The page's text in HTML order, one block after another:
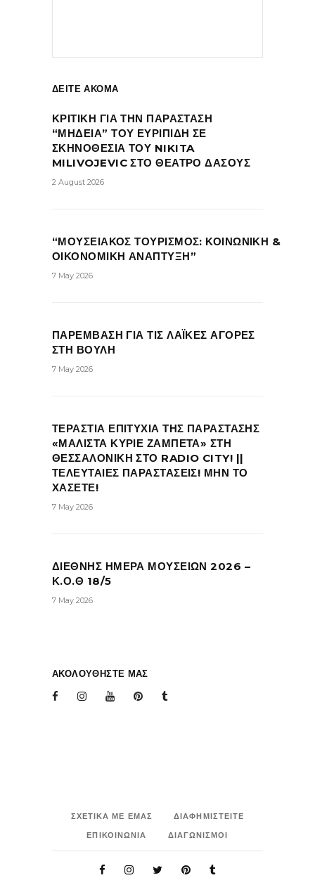
ΔΕΙΤΕ ΑΚΟΜΑ
ΚΡΙΤΙΚΗ ΓΙΑ ΤΗΝ ΠΑΡΑΣΤΑΣΗ
“ΜΗΔΕΙΑ” ΤΟΥ ΕΥΡΙΠΙΔΗ ΣΕ
ΣΚΗΝΟΘΕΣΙΑ ΤΟΥ NIKITA
MILIVOJEVIC ΣΤΟ ΘΕΑΤΡΟ ΔΑΣΟΥΣ
2 August 2026
“ΜΟΥΣΕΙΑΚΟΣ ΤΟΥΡΙΣΜΟΣ: ΚΟΙΝΩΝΙΚΗ &
ΟΙΚΟΝΟΜΙΚΗ ΑΝΑΠΤΥΞΗ”
7 May 2026
ΠΑΡΕΜΒΑΣΗ ΓΙΑ ΤΙΣ ΛΑΪΚΕΣ ΑΓΟΡΕΣ
ΣΤΗ ΒΟΥΛΗ
7 May 2026
ΤΕΡΑΣΤΙΑ ΕΠΙΤΥΧΙΑ ΤΗΣ ΠΑΡΑΣΤΑΣΗΣ
«ΜΑΛΙΣΤΑ ΚΥΡΙΕ ΖΑΜΠΕΤΑ» ΣΤΗ
ΘΕΣΣΑΛΟΝΙΚΗ ΣΤΟ RADIO CITY! ||
ΤΕΛΕΥΤΑΙΕΣ ΠΑΡΑΣΤΑΣΕΙΣ! ΜΗΝ ΤΟ
ΧΑΣΕΤΕ!
7 May 2026
ΔΙΕΘΝΗΣ ΗΜΕΡΑ ΜΟΥΣΕΙΩΝ 2026 –
Κ.Ο.Θ 18/5
7 May 2026
ΑΚΟΛΟΥΘΗΣΤΕ ΜΑΣ
ΣΧΕΤΙΚΑ ΜΕ ΕΜΑΣ
ΔΙΑΦΗΜΙΣΤΕΙΤΕ
ΕΠΙΚΟΙΝΩΝΙΑ
ΔΙΑΓΩΝΙΣΜΟΙ